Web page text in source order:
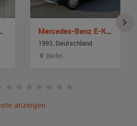
500 SL Mercedes-Benz E-Klasse Cabrio A 124
1993, Deutschland
Berlin
anzeigen